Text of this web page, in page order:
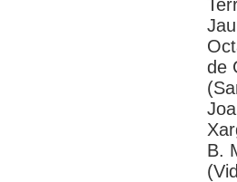
de
B.